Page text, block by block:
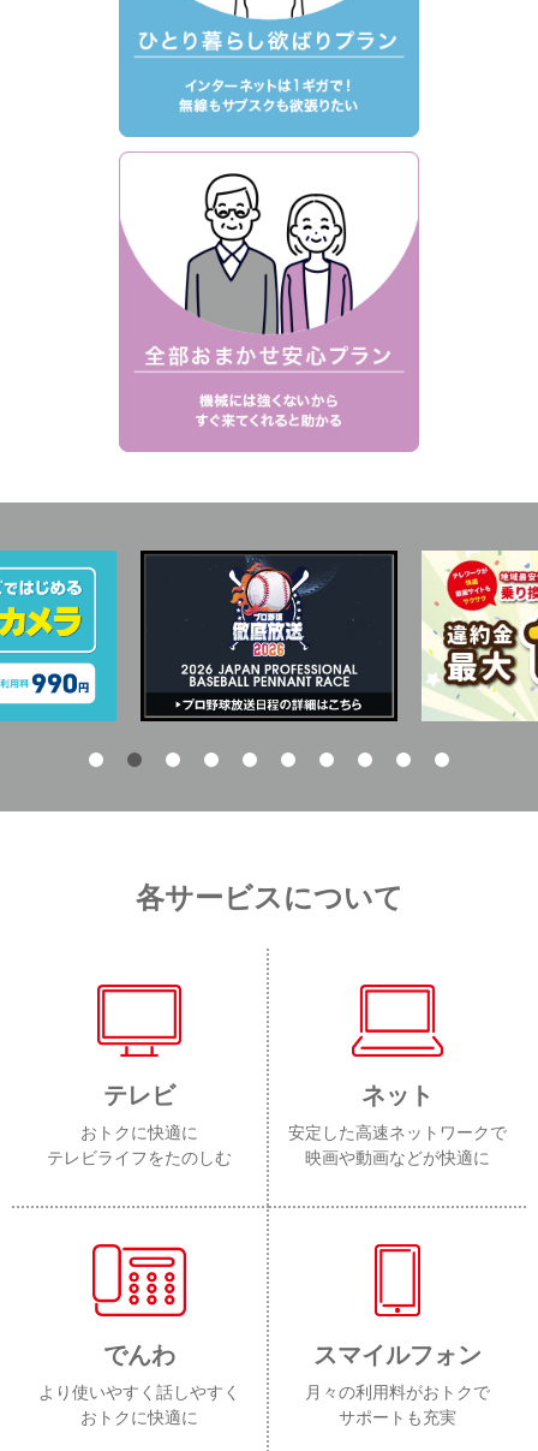
各サービスについて
テレビ
おトクに快適に
テレビライフをたのしむ
ネット
安定した高速ネットワークで
映画や動画などが快適に
でんわ
より使いやすく話しやすく
おトクに快適に
スマイルフォン
月々の利用料がおトクで
サポートも充実